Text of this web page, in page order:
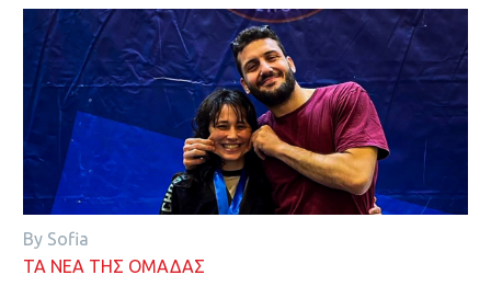
By Sofia
ΤΑ ΝΕΑ ΤΗΣ ΟΜΑΔΑΣ